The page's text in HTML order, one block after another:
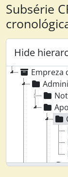
Subsérie
Hide
Empreza